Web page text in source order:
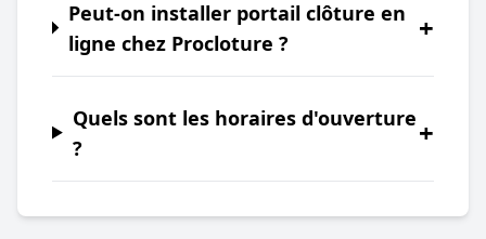
Peut-on installer portail clôture en
ligne chez Procloture ?
+
Quels sont les horaires d'ouverture
?
+